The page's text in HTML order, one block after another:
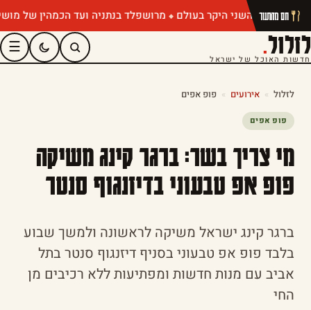
מרושפלד בנתניה ועד הכמהין של מושיק חם מהתנור
לזלול.
חדשות האוכל של ישראל
☰
לזלול » אירועים » פופ אפים
פופ אפים
מי צריך בשר: ברגר קינג משיקה
פופ אפ טבעוני בדיזנגוף סנטר
ברגר קינג ישראל משיקה לראשונה ולמשך שבוע
בלבד פופ אפ טבעוני בסניף דיזנגוף סנטר בתל
אביב עם מנות חדשות ומפתיעות ללא רכיבים מן
החי